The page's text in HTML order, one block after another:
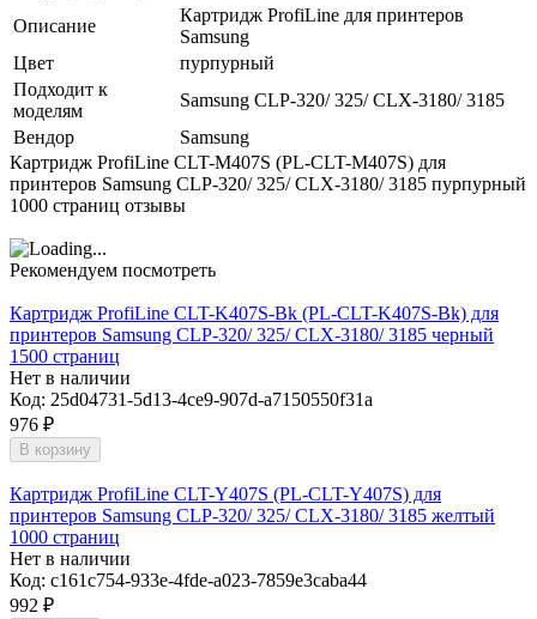
Описание
Картридж ProfiLine для принтеров
Samsung
Цвет
пурпурный
Подходит к
моделям
Samsung CLP-320/ 325/ CLX-3180/ 3185
Вендор
Samsung
Картридж ProfiLine CLT-M407S (PL-CLT-M407S) для
принтеров Samsung CLP-320/ 325/ CLX-3180/ 3185 пурпурный
1000 страниц отзывы
Рекомендуем посмотреть
Картридж ProfiLine CLT-K407S-Bk (PL-CLT-K407S-Bk) для
принтеров Samsung CLP-320/ 325/ CLX-3180/ 3185 черный
1500 страниц
Нет в наличии
Код: 25d04731-5d13-4ce9-907d-a7150550f31a
976 ₽
В корзину
Картридж ProfiLine CLT-Y407S (PL-CLT-Y407S) для
принтеров Samsung CLP-320/ 325/ CLX-3180/ 3185 желтый
1000 страниц
Нет в наличии
Код: c161c754-933e-4fde-a023-7859e3caba44
992 ₽